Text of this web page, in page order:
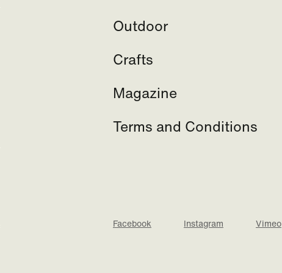
Outdoor
Crafts
Magazine
Terms and Conditions
Facebook Instagram Vimeo